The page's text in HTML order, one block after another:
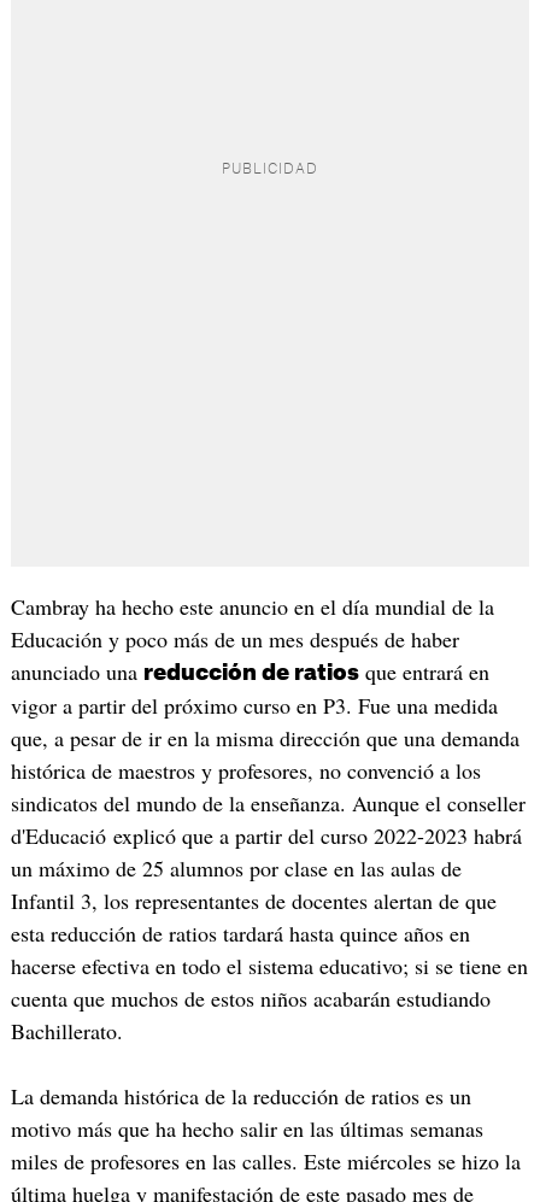
Cambray ha hecho este anuncio en el día mundial de la
Educación y poco más de un mes después de haber
anunciado una reducción de ratiosque entrará en
vigor a partir del próximo curso en P3. Fue una medida
que, a pesar de ir en la misma dirección que una demanda
histórica de maestros y profesores, no convenció a los
sindicatos del mundo de la enseñanza. Aunque el conseller
d'Educació explicó que a partir del curso 2022-2023 habrá
un máximo de 25 alumnos por clase en las aulas de
Infantil 3, los representantes de docentes alertan de que
esta reducción de ratios tardará hasta quince años en
hacerse efectiva en todo el sistema educativo; si se tiene en
cuenta que muchos de estos niños acabarán estudiando
Bachillerato.
La demanda histórica de la reducción de ratios es un
motivo más que ha hecho salir en las últimas semanas
miles de profesores en las calles. Este miércoles se hizo la
última huelga y manifestación de este pasado mes de